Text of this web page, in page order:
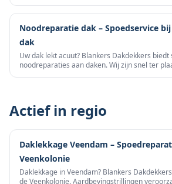
Noodreparatie dak – Spoedservice
dak
Uw dak lekt acuut? Blankers Dakdekkers
noodreparaties aan daken. Wij zijn snel ter
Actief in regio
Daklekkage Veendam –
Veenkolonie
Daklekkage in Veendam? Blankers
de Veenkolonie. Aardbevingstrillingen